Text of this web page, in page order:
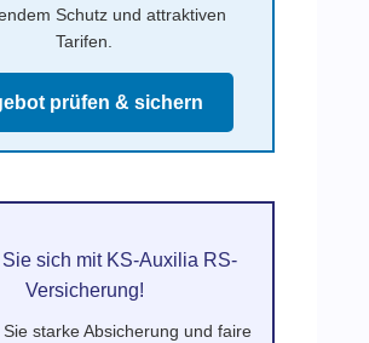
Schutz und attraktiven
Tarifen.
prüfen & sichern
sich mit KS-Auxilia RS-
Versicherung!
starke Absicherung und faire